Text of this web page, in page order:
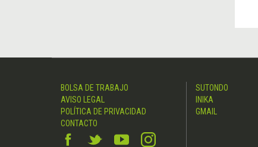
BOLSA DE TRABAJO
AVISO LEGAL
POLÍTICA DE PRIVACIDAD
CONTACTO
SUTONDO
INIKA
GMAIL